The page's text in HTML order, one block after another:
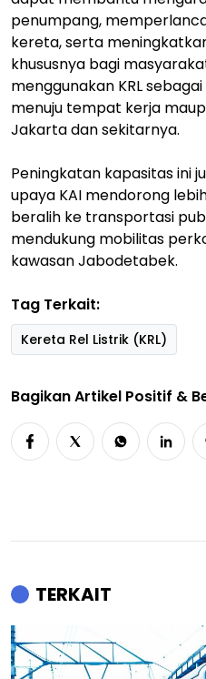
penumpang,
kereta, serta
khususnya bagi
menggunakan KRL
menuju tempat kerja
Jakarta dan sekitarnya.
Peningkatan kapasitas ini
upaya KAI mendorong
beralih ke transportasi
mendukung mobilitas
kawasan Jabodetabek.
Tag Terkait:
Kereta Rel Listrik (KRL)
Bagikan Artikel Positif &
TERKAIT